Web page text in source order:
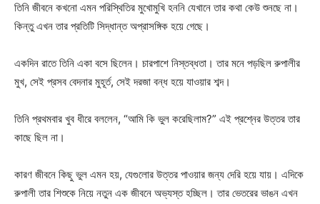
তিনি জীবনে কখনো এমন পরিস্থিতির মুখোমুখি হননি যেখানে তার কথা কেউ শুনছে না।
কিন্তু এখন তার প্রতিটি সিদ্ধান্ত অপ্রাসঙ্গিক হয়ে গেছে।
একদিন রাতে তিনি একা বসে ছিলেন। চারপাশে নিস্তব্ধতা। তার মনে পড়ছিল রুপালীর
মুখ, সেই প্রসব বেদনার মুহূর্ত, সেই দরজা বন্ধ হয়ে যাওয়ার শব্দ।
তিনি প্রথমবার খুব ধীরে বললেন, “আমি কি ভুল করেছিলাম?” এই প্রশ্নের উত্তর তার
কাছে ছিল না।
কারণ জীবনে কিছু ভুল এমন হয়, যেগুলোর উত্তর পাওয়ার জন্য দেরি হয়ে যায়। এদিকে
রুপালী তার শিশুকে নিয়ে নতুন এক জীবনে অভ্যস্ত হচ্ছিল। তার ভেতরের ভাঙন এখন